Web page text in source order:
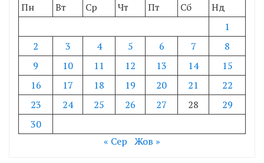
Пн
Вт Ср Чт Пт Сб
Нд
1
2
3 4 5 6 7
8
9
10 11 12 13 14
15
16
17 18 19 20 21
22
23
24 25 26 27 28
29
30
« Сер Жов »